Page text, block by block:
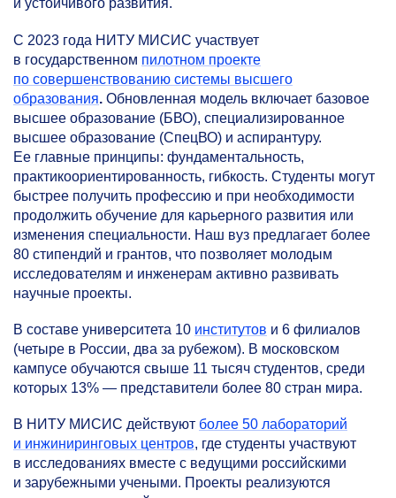
и устойчивого развития.
С 2023 года НИТУ МИСИС участвует
в государственном пилотном проекте
по совершенствованию системы высшего
образования. Обновленная модель включает базовое
высшее образование (БВО), специализированное
высшее образование (СпецВО) и аспирантуру.
Ее главные принципы: фундаментальность,
практикоориентированность, гибкость. Студенты могут
быстрее получить профессию и при необходимости
продолжить обучение для карьерного развития или
изменения специальности. Наш вуз предлагает более
80 стипендий и грантов, что позволяет молодым
исследователям и инженерам активно развивать
научные проекты.
В составе университета 10 институтов и 6 филиалов
(четыре в России, два за рубежом). В московском
кампусе обучаются свыше 11 тысяч студентов, среди
которых 13% — представители более 80 стран мира.
В НИТУ МИСИС действуют более 50 лабораторий
и инжиниринговых центров, где студенты участвуют
в исследованиях вместе с ведущими российскими
и зарубежными учеными. Проекты реализуются